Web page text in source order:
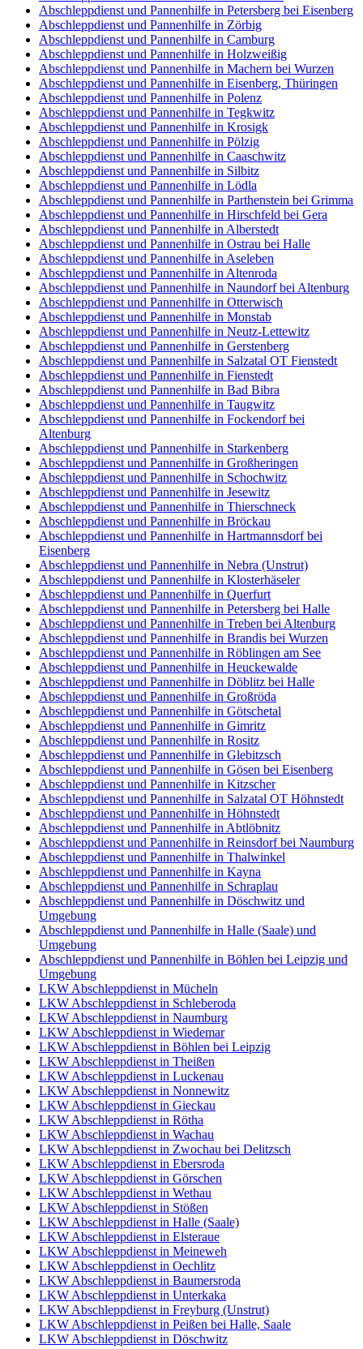
Abschleppdienst und Pannenhilfe in Petersberg bei Eisenberg
Abschleppdienst und Pannenhilfe in Zörbig
Abschleppdienst und Pannenhilfe in Camburg
Abschleppdienst und Pannenhilfe in Holzweißig
Abschleppdienst und Pannenhilfe in Machern bei Wurzen
Abschleppdienst und Pannenhilfe in Eisenberg, Thüringen
Abschleppdienst und Pannenhilfe in Polenz
Abschleppdienst und Pannenhilfe in Tegkwitz
Abschleppdienst und Pannenhilfe in Krosigk
Abschleppdienst und Pannenhilfe in Pölzig
Abschleppdienst und Pannenhilfe in Caaschwitz
Abschleppdienst und Pannenhilfe in Silbitz
Abschleppdienst und Pannenhilfe in Lödla
Abschleppdienst und Pannenhilfe in Parthenstein bei Grimma
Abschleppdienst und Pannenhilfe in Hirschfeld bei Gera
Abschleppdienst und Pannenhilfe in Alberstedt
Abschleppdienst und Pannenhilfe in Ostrau bei Halle
Abschleppdienst und Pannenhilfe in Aseleben
Abschleppdienst und Pannenhilfe in Altenroda
Abschleppdienst und Pannenhilfe in Naundorf bei Altenburg
Abschleppdienst und Pannenhilfe in Otterwisch
Abschleppdienst und Pannenhilfe in Monstab
Abschleppdienst und Pannenhilfe in Neutz-Lettewitz
Abschleppdienst und Pannenhilfe in Gerstenberg
Abschleppdienst und Pannenhilfe in Salzatal OT Fienstedt
Abschleppdienst und Pannenhilfe in Fienstedt
Abschleppdienst und Pannenhilfe in Bad Bibra
Abschleppdienst und Pannenhilfe in Taugwitz
Abschleppdienst und Pannenhilfe in Fockendorf bei
Altenburg
Abschleppdienst und Pannenhilfe in Starkenberg
Abschleppdienst und Pannenhilfe in Großheringen
Abschleppdienst und Pannenhilfe in Schochwitz
Abschleppdienst und Pannenhilfe in Jesewitz
Abschleppdienst und Pannenhilfe in Thierschneck
Abschleppdienst und Pannenhilfe in Bröckau
Abschleppdienst und Pannenhilfe in Hartmannsdorf bei
Eisenberg
Abschleppdienst und Pannenhilfe in Nebra (Unstrut)
Abschleppdienst und Pannenhilfe in Klosterhäseler
Abschleppdienst und Pannenhilfe in Querfurt
Abschleppdienst und Pannenhilfe in Petersberg bei Halle
Abschleppdienst und Pannenhilfe in Treben bei Altenburg
Abschleppdienst und Pannenhilfe in Brandis bei Wurzen
Abschleppdienst und Pannenhilfe in Röblingen am See
Abschleppdienst und Pannenhilfe in Heuckewalde
Abschleppdienst und Pannenhilfe in Döblitz bei Halle
Abschleppdienst und Pannenhilfe in Großröda
Abschleppdienst und Pannenhilfe in Götschetal
Abschleppdienst und Pannenhilfe in Gimritz
Abschleppdienst und Pannenhilfe in Rositz
Abschleppdienst und Pannenhilfe in Glebitzsch
Abschleppdienst und Pannenhilfe in Gösen bei Eisenberg
Abschleppdienst und Pannenhilfe in Kitzscher
Abschleppdienst und Pannenhilfe in Salzatal OT Höhnstedt
Abschleppdienst und Pannenhilfe in Höhnstedt
Abschleppdienst und Pannenhilfe in Abtlöbnitz
Abschleppdienst und Pannenhilfe in Reinsdorf bei Naumburg
Abschleppdienst und Pannenhilfe in Thalwinkel
Abschleppdienst und Pannenhilfe in Kayna
Abschleppdienst und Pannenhilfe in Schraplau
Abschleppdienst und Pannenhilfe in Döschwitz und
Umgebung
Abschleppdienst und Pannenhilfe in Halle (Saale) und
Umgebung
Abschleppdienst und Pannenhilfe in Böhlen bei Leipzig und
Umgebung
LKW Abschleppdienst in Mücheln
LKW Abschleppdienst in Schleberoda
LKW Abschleppdienst in Naumburg
LKW Abschleppdienst in Wiedemar
LKW Abschleppdienst in Böhlen bei Leipzig
LKW Abschleppdienst in Theißen
LKW Abschleppdienst in Luckenau
LKW Abschleppdienst in Nonnewitz
LKW Abschleppdienst in Gieckau
LKW Abschleppdienst in Rötha
LKW Abschleppdienst in Wachau
LKW Abschleppdienst in Zwochau bei Delitzsch
LKW Abschleppdienst in Ebersroda
LKW Abschleppdienst in Görschen
LKW Abschleppdienst in Wethau
LKW Abschleppdienst in Stößen
LKW Abschleppdienst in Halle (Saale)
LKW Abschleppdienst in Elsteraue
LKW Abschleppdienst in Meineweh
LKW Abschleppdienst in Oechlitz
LKW Abschleppdienst in Baumersroda
LKW Abschleppdienst in Unterkaka
LKW Abschleppdienst in Freyburg (Unstrut)
LKW Abschleppdienst in Peißen bei Halle, Saale
LKW Abschleppdienst in Döschwitz